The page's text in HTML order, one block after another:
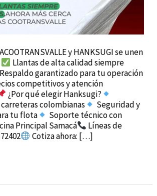
y HANKSUGI se unen
Llantas de alta calidad siempre
Respaldo garantizado para tu operación
competitivos y atención
¿Por qué elegir Hanksugi?
colombianas
Seguridad y
tu flota
Soporte técnico con
Principal Samacá
Líneas de
Cotiza ahora: […]